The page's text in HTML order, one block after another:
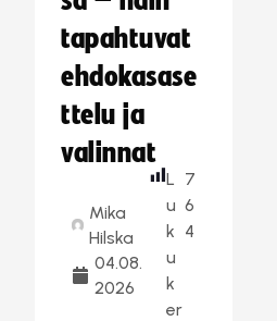
tapahtuvat
ehdokasase
ttelu ja
valinnat
Mika
Hilska
04.08.
2026
L
u
k
u
k
er
7
6
4